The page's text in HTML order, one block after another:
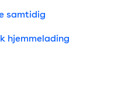
samtidig
hjemmelading